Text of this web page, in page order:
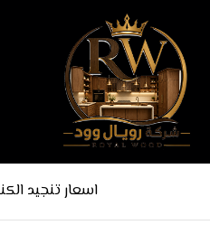
اسعار تنجيد